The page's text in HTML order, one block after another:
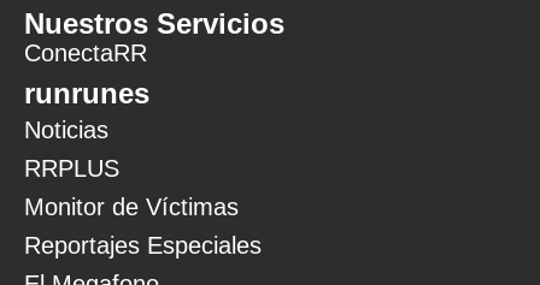
Nuestros Servicios
ConectaRR
runrunes
Noticias
RRPLUS
Monitor de Víctimas
Reportajes Especiales